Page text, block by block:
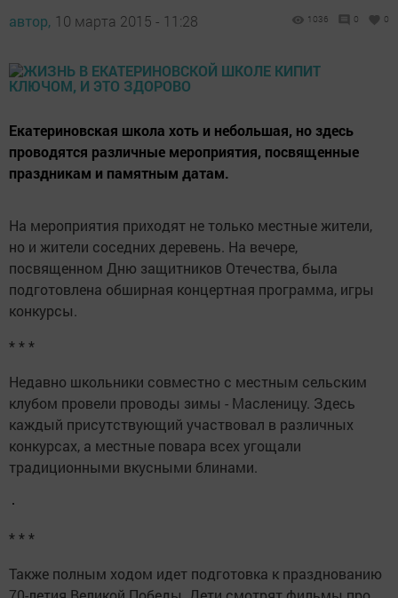
автор, 10 марта 2015 - 11:28 1036 0 0
Екатериновская школа хоть и небольшая, но здесь
проводятся различные мероприятия, посвященные
праздникам и памятным датам.
На мероприятия приходят не только местные жители,
но и жители соседних деревень. На вечере,
посвященном Дню защитников Отечества, была
подготовлена обширная концертная программа, игры
конкурсы.
* * *
Недавно школьники совместно с местным сельским
клубом провели проводы зимы - Масленицу. Здесь
каждый присутствующий участвовал в различных
конкурсах, а местные повара всех угощали
традиционными вкусными блинами.
* * *
Также полным ходом идет подготовка к празднованию